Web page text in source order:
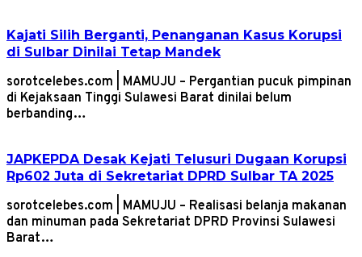
Kajati Silih Berganti, Penanganan Kasus Korupsi
di Sulbar Dinilai Tetap Mandek
sorotcelebes.com | MAMUJU – Pergantian pucuk pimpinan
di Kejaksaan Tinggi Sulawesi Barat dinilai belum
berbanding…
JAPKEPDA Desak Kejati Telusuri Dugaan Korupsi
Rp602 Juta di Sekretariat DPRD Sulbar TA 2025
sorotcelebes.com | MAMUJU – Realisasi belanja makanan
dan minuman pada Sekretariat DPRD Provinsi Sulawesi
Barat…